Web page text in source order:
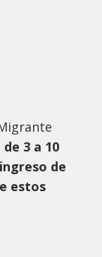
3 a 10
de
estos